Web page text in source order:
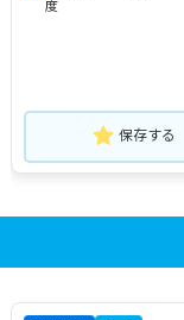
度
保存する